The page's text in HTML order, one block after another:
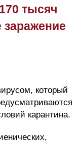
тысяч
который
карантина.